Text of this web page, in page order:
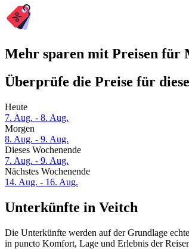
Mehr sparen mit Preisen für
Überprüfe die Preise für
Heute
7. Aug. - 8. Aug.
Morgen
8. Aug. - 9. Aug.
Dieses Wochenende
7. Aug. - 9. Aug.
Nächstes Wochenende
14. Aug. - 16. Aug.
Unterkünfte in Veitch
Die Unterkünfte werden auf der Grundlage
in puncto Komfort, Lage und Erlebnis der